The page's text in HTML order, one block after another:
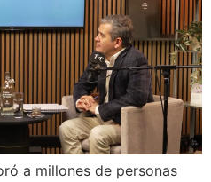
a millones de personas